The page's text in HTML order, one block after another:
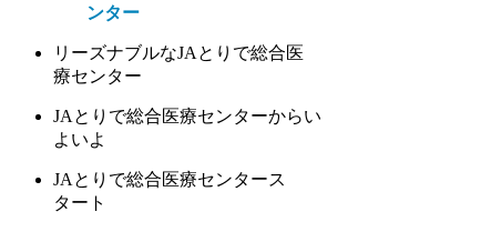
ンター
リーズナブルなJAとりで総合医
療センター
JAとりで総合医療センターからい
よいよ
JAとりで総合医療センタース
タート